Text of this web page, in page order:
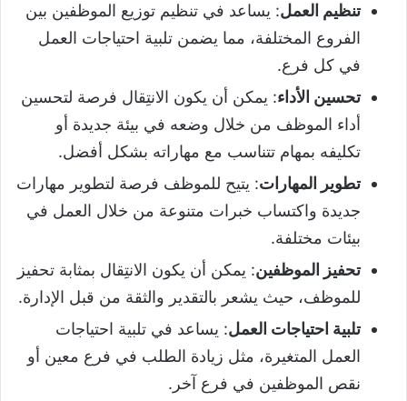
تنظيم العمل: يساعد في تنظيم توزيع الموظفين بين
الفروع المختلفة، مما يضمن تلبية احتياجات العمل
في كل فرع.
تحسين الأداء: يمكن أن يكون الانتِقال فرصة لتحسين
أداء الموظف من خلال وضعه في بيئة جديدة أو
تكليفه بمهام تتناسب مع مهاراته بشكل أفضل.
تطوير المهارات: يتيح للموظف فرصة لتطوير مهارات
جديدة واكتساب خبرات متنوعة من خلال العمل في
بيئات مختلفة.
تحفيز الموظفين: يمكن أن يكون الانتِقال بمثابة تحفيز
للموظف، حيث يشعر بالتقدير والثقة من قبل الإدارة.
تلبية احتياجات العمل: يساعد في تلبية احتياجات
العمل المتغيرة، مثل زيادة الطلب في فرع معين أو
نقص الموظفين في فرع آخر.